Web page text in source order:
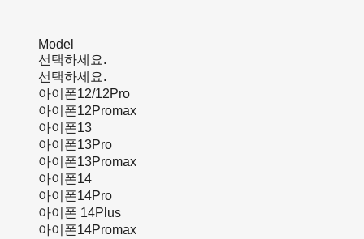
Model
선택하세요.
선택하세요.
아이폰12/12Pro
아이폰12Promax
아이폰13
아이폰13Pro
아이폰13Promax
아이폰14
아이폰14Pro
아이폰 14Plus
아이폰14Promax